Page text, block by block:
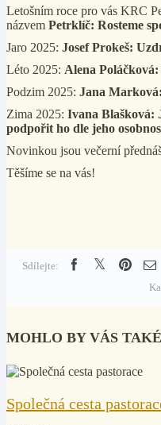
Letošním roce pro vás KRC
názvem Petrklíč: Rosteme
Jaro 2025: Josef Prokeš:
Léto 2025: Alena
Podzim 2025: Jana
Zima 2025: Ivana Blašková:
podpořit ho dle jeho
Novinkou jsou večerní
Těšíme se na vás!
Sdílejte:
MOHLO BY VÁS
Společná cesta